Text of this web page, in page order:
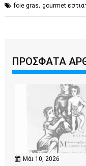
foie gras,gourmet
ΠΡΟΣΦΑΤΑ
Μάι 10, 2026